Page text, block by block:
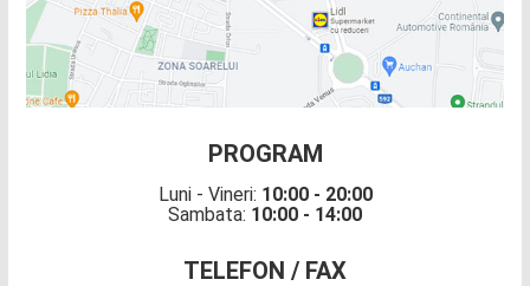
PROGRAM
Luni - Vineri: 10:00 - 20:00
Sambata: 10:00 - 14:00
TELEFON / FAX